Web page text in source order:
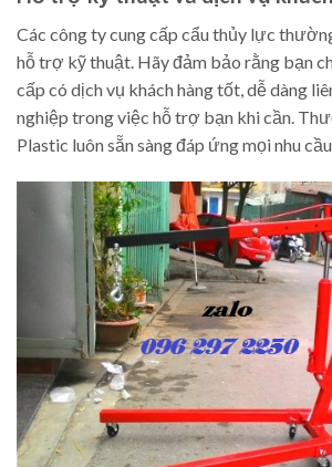
Các công ty cung cấp cẩu thủy lực
hỗ trợ kỹ thuật. Hãy đảm bảo rằng bạn
cấp có dịch vụ khách hàng tốt, dễ dàng
nghiệp trong việc hỗ trợ bạn khi cần.
Plastic luôn sẵn sàng đáp ứng mọi nhu